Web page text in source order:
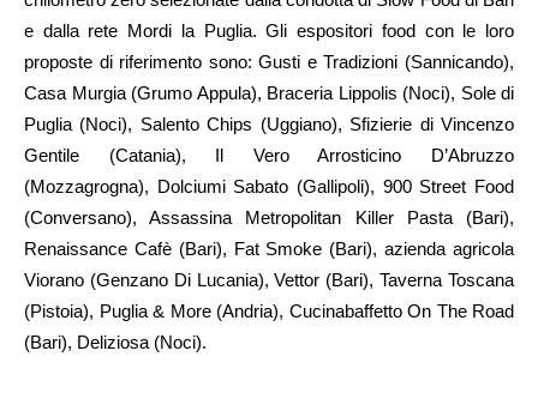
e dalla rete Mordi la Puglia. Gli espositori food con le loro
proposte di riferimento sono: Gusti e Tradizioni (Sannicando),
Casa Murgia (Grumo Appula), Braceria Lippolis (Noci), Sole di
Puglia (Noci), Salento Chips (Uggiano), Sfizierie di Vincenzo
Gentile (Catania), Il Vero Arrosticino D’Abruzzo
(Mozzagrogna), Dolciumi Sabato (Gallipoli), 900 Street Food
(Conversano), Assassina Metropolitan Killer Pasta (Bari),
Renaissance Cafè (Bari), Fat Smoke (Bari), azienda agricola
Viorano (Genzano Di Lucania), Vettor (Bari), Taverna Toscana
(Pistoia), Puglia & More (Andria), Cucinabaffetto On The Road
(Bari), Deliziosa (Noci).